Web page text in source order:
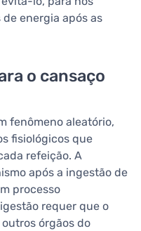
energia após as
o cansaço
fenômeno aleatório,
fisiológicos que
refeição. A
após a ingestão de
processo
requer que o
órgãos do